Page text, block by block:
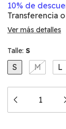
10% de
Transferencia
Ver más detalles
Talle: S
S M L